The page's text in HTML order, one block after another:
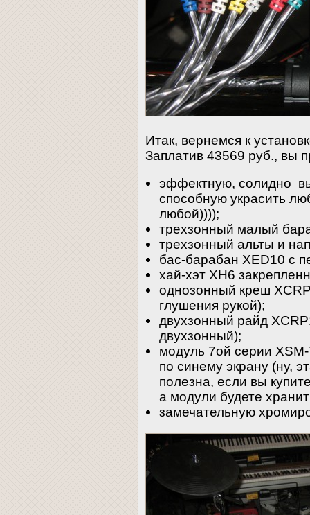
Итак, вернемся к
Заплатив 43569 руб., вы
эффектную, солидно
способную украсить
любой))));
трехзонный малый
трехзонный альты и
бас-барабан XED10 с
хай-хэт XH6
однозонный креш
глушения рукой);
двухзонный райд
двухзонный);
модуль 7ой серии
по синему экрану (ну,
полезна, если вы
а модули будете
замечательную